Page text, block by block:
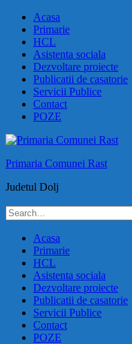
Skip
content
Acasa
Primarie
HCL
Asistenta sociala
Dezvoltare proiecte
Publicatii de casatorie
Servicii Publice
Contact
POZE
Primaria Comunei Rast
Judetul Dolj
Search
for:
Acasa
Primarie
HCL
Asistenta sociala
Dezvoltare proiecte
Publicatii de casatorie
Servicii Publice
Contact
POZE